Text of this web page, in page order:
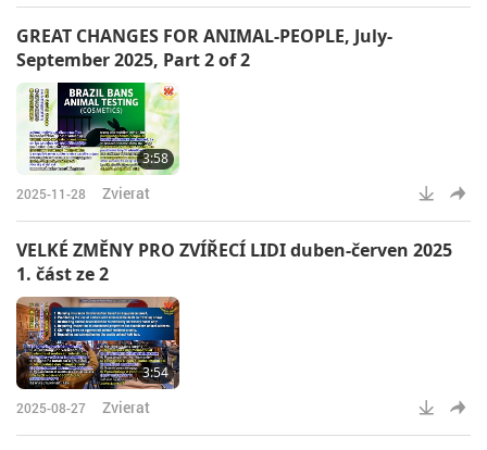
GREAT CHANGES FOR ANIMAL-PEOPLE, July-
September 2025, Part 2 of 2
3:58
2025-11-28 Zvierat
VELKÉ ZMĚNY PRO ZVÍŘECÍ LIDI duben-červen 2025
1. část ze 2
3:54
2025-08-27 Zvierat